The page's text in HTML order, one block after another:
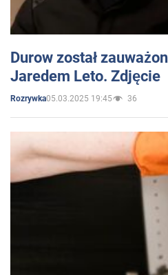
Durow został
Jaredem Leto. Zdjęcie
Rozrywka05.03.2025 19:45 36